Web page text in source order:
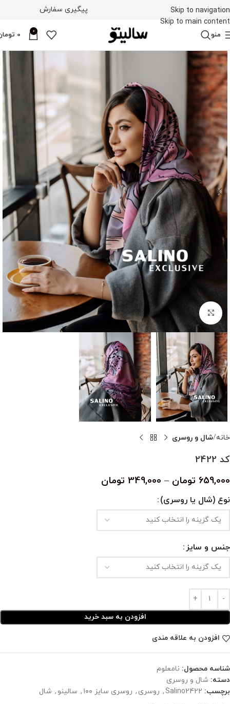
Skip to navigation
Skip to main content
پیگیری سفارش
منو 0
0
بزرگنمایی تصویر
خانه شال و روسری
کد 2422
659,000 تومان –
349,000 تومان
نوع (شال یا روسری)
جنس و سایز
افزودن به سبد خرید
افزودن به علاقه مندی
شناسه محصول: نامعلوم
دسته: شال و روسری
برچسب: Salino2422
, روسری , روسری سایز ۱۰۰ , سالینو , شال